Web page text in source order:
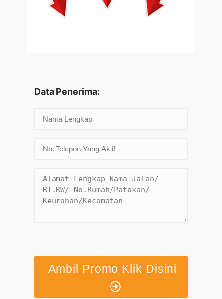
Data Penerima:
Ambil Promo Klik Disini